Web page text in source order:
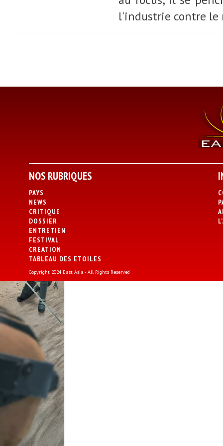
l'industrie contre le
NOS RUBRIQUES
PAYS
NEWS
CRITIQUE
DOSSIER
ENTRETIEN
FESTIVAL
CREATION
TABLEAU DES ETOILES
Copyright 2024 East Asia - All Rights Reserved